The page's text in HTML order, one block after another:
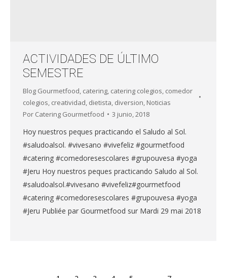
ACTIVIDADES DE ÚLTIMO
SEMESTRE
Blog Gourmetfood catering catering colegios comedor
colegios creatividad dietista diversion Noticias
Por Catering Gourmetfood 3 junio, 2018
Hoy nuestros peques practicando el Saludo al Sol.
#saludoalsol. #vivesano #vivefeliz #gourmetfood
#catering #comedoresescolares #grupouvesa #yoga
#Jeru Hoy nuestros peques practicando Saludo al Sol.
#saludoalsol.#vivesano #vivefeliz#gourmetfood
#catering #comedoresescolares #grupouvesa #yoga
#Jeru Publiée par Gourmetfood sur Mardi 29 mai 2018